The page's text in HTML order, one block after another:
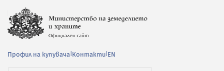
Профил на купувача Контакти EN